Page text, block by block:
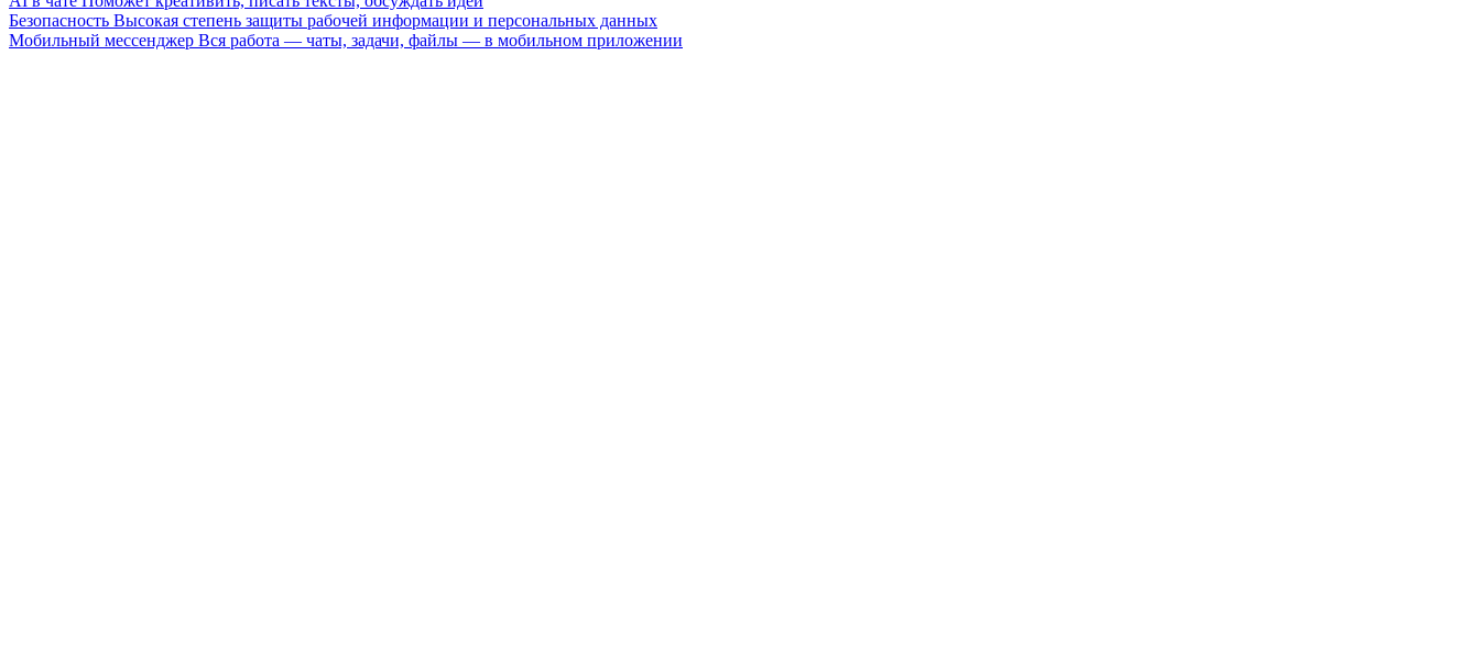
Безопасность Высокая степень защиты рабочей информации и персональных данных
Мобильный мессенджер Вся работа — чаты, задачи, файлы — в мобильном приложении